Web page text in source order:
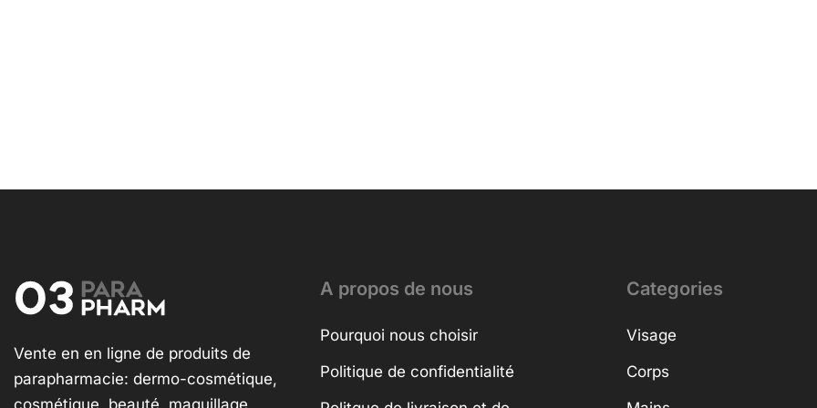
Vente en en ligne de produits de
parapharmacie: dermo-cosmétique,
A propos de nous
Pourquoi nous choisir
Politique de confidentialité
Categories
Visage
Corps